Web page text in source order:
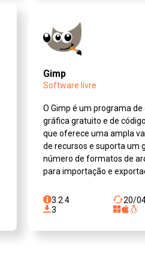
Gimp
Software livre
O Gimp é um programa de
gráfica gratuito e de
que oferece uma ampla
de recursos e suporta um
número de formatos de
para importação e
3.2.4
20/
3